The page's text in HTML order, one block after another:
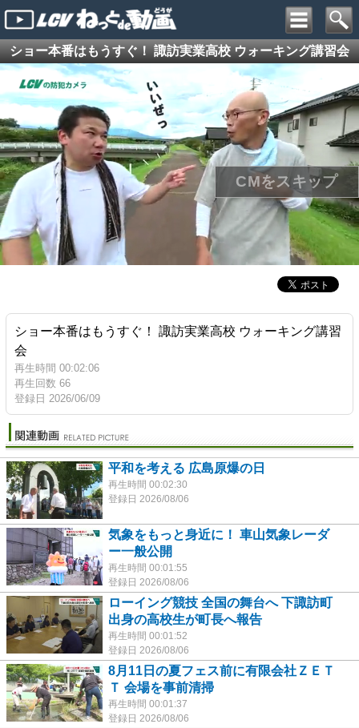
ショー本番はもうすぐ！ 諏訪実業高校 ウォーキング講習会
ショー本番はもうすぐ！ 諏訪実業高校 ウォーキング講習
会
再生時間 00:02:06
再生回数 66
登録日 2026/06/09
平和を考える 広島原爆の日
再生時間 00:02:30
登録日 2026/08/06
気象をもっと身近に！ 車山気象レーダ
ー一般公開
再生時間 00:01:55
登録日 2026/08/06
ローイング競技 全国の舞台へ 下諏訪町
出身の高校生が町長へ報告
再生時間 00:01:52
登録日 2026/08/06
8月11日の夏フェス前に有限会社ＺＥＴ
Ｔ 会場を事前清掃
再生時間 00:01:37
登録日 2026/08/06